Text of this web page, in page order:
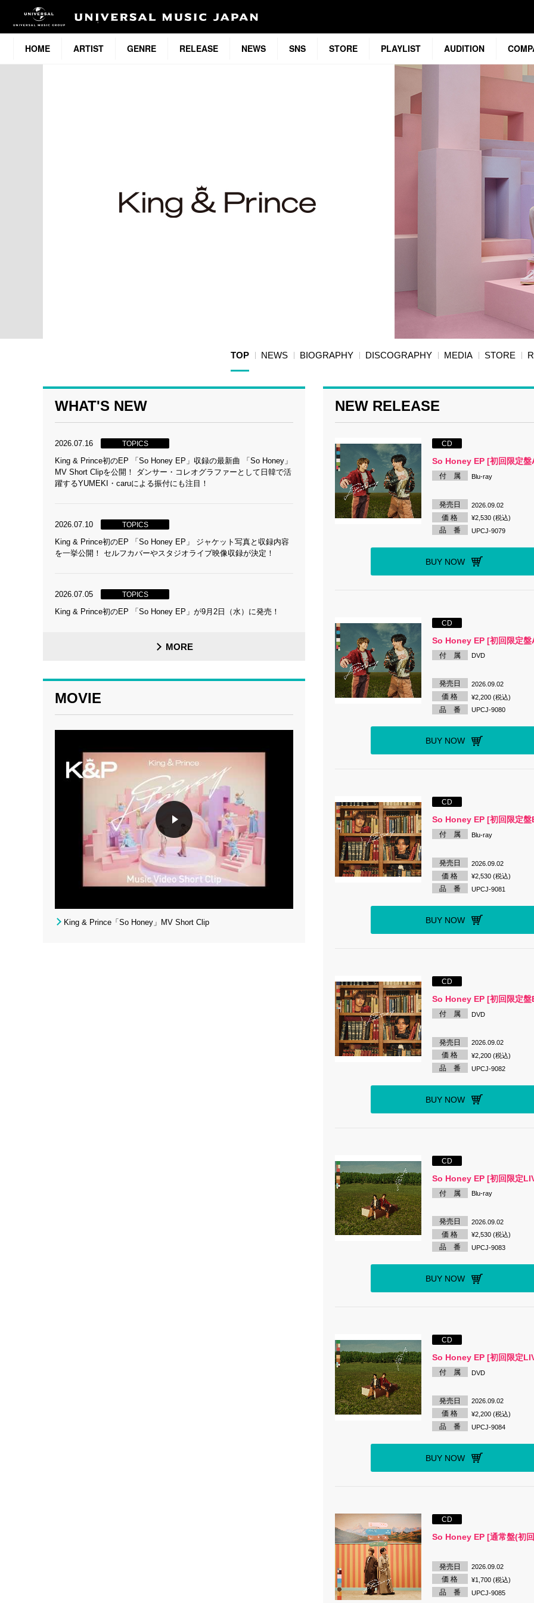
HOME ARTIST GENRE RELEASE NEWS SNS STORE PLAYLIST AUDITION
TOP NEWS BIOGRAPHY DISCOGRAPHY MEDIA STORE
WHAT'S NEW
2026.07.16 TOPICS
King & Prince初のEP 「So Honey EP」収録の最新曲 「So Honey」
MV Short Clipを公開！ ダンサー・コレオグラファーとして日韓で活
躍するYUMEKI・caruによる振付にも注目！
2026.07.10 TOPICS
King & Prince初のEP 「So Honey EP」 ジャケット写真と収録内容
を一挙公開！ セルフカバーやスタジオライブ映像収録が決定！
2026.07.05 TOPICS
King & Prince初のEP 「So Honey EP」が9月2日（水）に発売！
MORE
MOVIE
King & Prince「So Honey」MV Short Clip
NEW RELEASE
CD
So Honey EP [初回限定盤
付 属 Blu-ray
発売日 2026.09.02
価 格 ¥2,530 (税込)
品 番 UPCJ-9079
BUY NOW
CD
So Honey EP [初回限定盤
付 属 DVD
発売日 2026.09.02
価 格 ¥2,200 (税込)
品 番 UPCJ-9080
BUY NOW
CD
So Honey EP [初回限定盤
付 属 Blu-ray
発売日 2026.09.02
価 格 ¥2,530 (税込)
品 番 UPCJ-9081
BUY NOW
CD
So Honey EP [初回限定盤
付 属 DVD
発売日 2026.09.02
価 格 ¥2,200 (税込)
品 番 UPCJ-9082
BUY NOW
CD
So Honey EP [初回限定
付 属 Blu-ray
発売日 2026.09.02
価 格 ¥2,530 (税込)
品 番 UPCJ-9083
BUY NOW
CD
So Honey EP [初回限定
付 属 DVD
発売日 2026.09.02
価 格 ¥2,200 (税込)
品 番 UPCJ-9084
BUY NOW
CD
So Honey EP [通常盤(初
発売日 2026.09.02
価 格 ¥1,700 (税込)
品 番 UPCJ-9085